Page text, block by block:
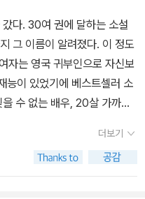
가들을 싫어하는 이유도 그
게 자기들이 그토록 신봉하는
? 쉼표를 너무 안쓰는 일본 작
장을 읽다보면, 읽는 이로 하
느낌이 든다.아무튼그 짜증나
중하게 될 때, 책의 내용은 변
무엇인지 알고는 있었지만 이
이야기는 로맹가리를 향한
다. 30여 권에 달하는 소설
그 이름이 알려졌다. 이 정도
자는 영국 귀부인으로 자신보
능이 있었기에 베스트셀러 소
수 없는 배우, 20살 가까운
로 외무성에서 일했다. 야망
국 토크쇼에 프랑스 공보관
스의 정치적 입지를 위해 자
더보기